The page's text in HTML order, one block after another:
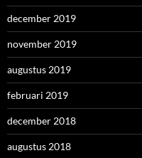
december 2019
november 2019
augustus 2019
februari 2019
december 2018
augustus 2018